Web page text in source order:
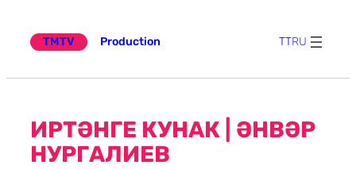
TMTV
Production TTRU
ИРТӘНГЕ КУНАК | ӘНВӘР
НУРГАЛИЕВ